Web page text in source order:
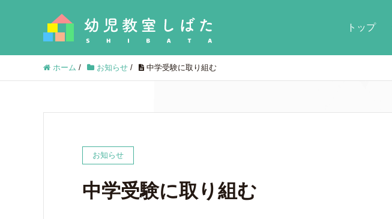
トップ
ホーム / お知らせ / 中学受験に取り組む
お知らせ
中学受験に取り組む